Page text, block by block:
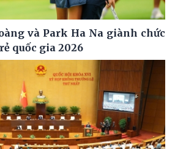
và Park Ha Na giành chức
quốc gia 2026